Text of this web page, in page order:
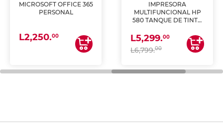
MICROSOFT OFFICE 365
PERSONAL
L2,250.00
IMPRESORA
MULTIFUNCIONAL HP
580 TANQUE DE TINTA
ESCANEA)
L5,299.00
L6,799.00